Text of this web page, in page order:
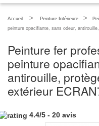
Accueil > Peinture Intérieure >
peinture opacifiante, sans odeur,
Peinture fer
peinture
antirouille,
extérieur
4.4/5 - 20 avis